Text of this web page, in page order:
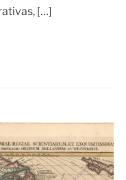
[…]